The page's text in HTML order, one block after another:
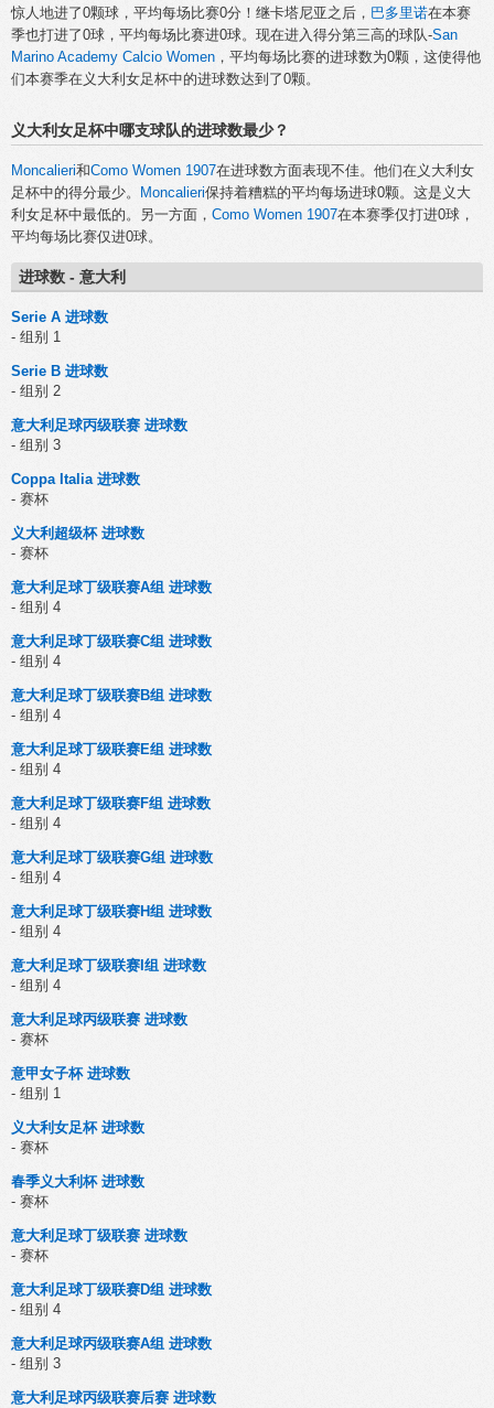
惊人地进了0颗球，平均每场比赛0分！继卡塔尼亚之后， 巴多里诺在本赛
季也打进了0球，平均每场比赛进0球。现在进入得分第三高的球队-San
Marino Academy Calcio Women ，平均每场比赛的进球数为0颗，这使得他
们本赛季在义大利女足杯中的进球数达到了0颗。
义大利女足杯中哪支球队的进球数最少？
Moncalieri和Como Women 1907在进球数方面表现不佳。他们在义大利女
足杯中的得分最少。
Moncalieri保持着糟糕的平均每场进球0颗。这是义大
利女足杯中最低的。另一方面， Como Women 1907在本赛季仅打进0球，
平均每场比赛仅进0球。
进球数 - 意大利
Serie A 进球数
- 组别 1
Serie B 进球数
- 组别 2
意大利足球丙级联赛 进球数
- 组别 3
Coppa Italia 进球数
- 赛杯
义大利超级杯 进球数
- 赛杯
意大利足球丁级联赛A组 进球数
- 组别 4
意大利足球丁级联赛C组 进球数
- 组别 4
意大利足球丁级联赛B组 进球数
- 组别 4
意大利足球丁级联赛E组 进球数
- 组别 4
意大利足球丁级联赛F组 进球数
- 组别 4
意大利足球丁级联赛G组 进球数
- 组别 4
意大利足球丁级联赛H组 进球数
- 组别 4
意大利足球丁级联赛I组 进球数
- 组别 4
意大利足球丙级联赛 进球数
- 赛杯
意甲女子杯 进球数
- 组别 1
义大利女足杯 进球数
- 赛杯
春季义大利杯 进球数
- 赛杯
意大利足球丁级联赛 进球数
- 赛杯
意大利足球丁级联赛D组 进球数
- 组别 4
意大利足球丙级联赛A组 进球数
- 组别 3
意大利足球丙级联赛后赛 进球数